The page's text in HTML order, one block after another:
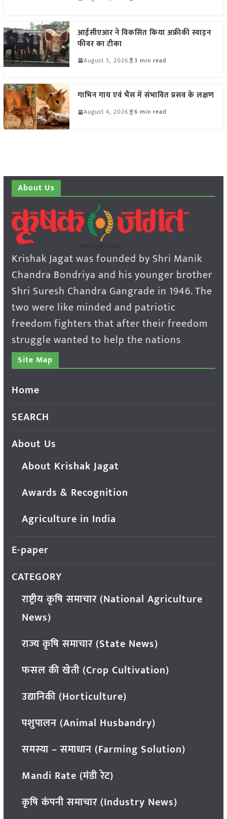
आईसीएआर ने विकसित किया अफ्रीकी स्वाइन
फीवर का टीका
August 5, 2026 3 min read
गाभिन गाय एवं भैंस में संभावित प्रसव के लक्षण
August 4, 2026 6 min read
About Us
Krishak Jagat was founded by Shri Manik
Chandra Bondriya and his younger brother
Shri Suresh Chandra Gangrade in 1946. The
two were like minded and patriotic
freedom fighters that after their freedom
struggle wanted to help the nations
Site Map
Home
SEARCH
About Us
About Krishak Jagat
Awards & Recognition
Agriculture in India
E-paper
CATEGORY
राष्ट्रीय कृषि समाचार (National Agriculture
News)
राज्य कृषि समाचार (State News)
फसल की खेती (Crop Cultivation)
उद्यानिकी (Horticulture)
पशुपालन (Animal Husbandry)
समस्या – समाधान (Farming Solution)
Mandi Rate (मंडी रेट)
कृषि कंपनी समाचार (Industry News)